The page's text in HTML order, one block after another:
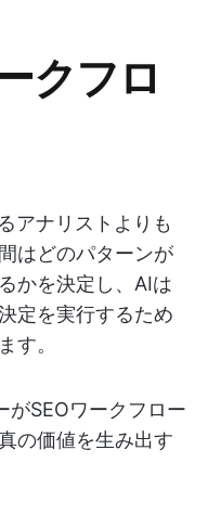
クフロ
アナリストよりも
はどのパターンが
かを決定し、AIは
定を実行するため
す。
がSEOワークフロー
の価値を生み出す